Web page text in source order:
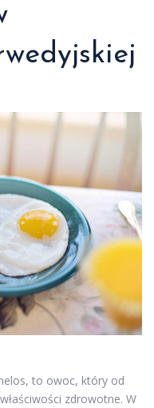
to owoc, który od
zdrowotne. W